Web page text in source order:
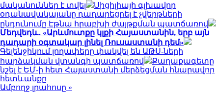
մականուններ է տվել
Սիցիլիայի գլխավոր
օդանավակայանը դադարեցրել է չվերթների
ընդունումը Էթնա հրաբխի ժայթքման պատճառով
Մեդվեդև․ «Արևմուտքը կլքի Հայաստանին, երբ այն
դադարի օգտակար լինել Ռուսաստանի դեմ»
Գելենջիկում լողափերը փակվել են ԱԹՍ-ների
հարձակման վտանգի պատճառով
Քաղաքագետը
նշել է ԵՄ-ի հետ Հայաստանի մերձեցման հնարավոր
հետևանքը
Ամբողջ լրահոսը »